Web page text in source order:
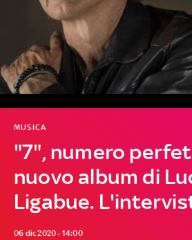
"7", numero
nuovo album di
Ligabue.
MUSICA
06 dic 2020 - 14:00